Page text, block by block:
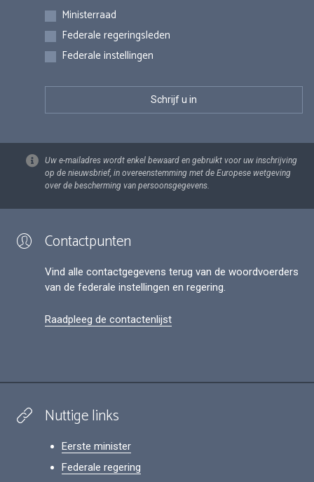
Inschrijvingen
Ministerraad
Federale regeringsleden
Federale instellingen
Uw e-mailadres wordt enkel bewaard en gebruikt voor uw inschrijving
op de nieuwsbrief, in overeenstemming met de Europese wetgeving
over de bescherming van persoonsgegevens.
Contactpunten
Vind alle contactgegevens terug van de woordvoerders
van de federale instellingen en regering.
Raadpleeg de contactenlijst
Nuttige links
Eerste minister
Federale regering